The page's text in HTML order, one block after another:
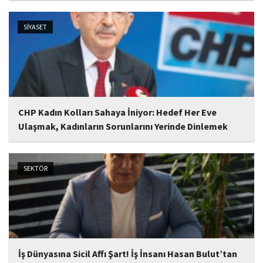
Karahan, Erzurum Ticaret ve Sanayi Odası'nda (ETSO)
düzenlenen ekonomi istişare toplantısına katıldı.
SİYASET
CHP Kadın Kolları Sahaya İniyor: Hedef Her Eve
Ulaşmak, Kadınların Sorunlarını Yerinde Dinlemek
CHP Genel Başkanı Kemal Kılıçdaroğlu, evdeki her kadına
ulaşılması talimatını verdi.
SEKTÖR
İş Dünyasına Sicil Affı Şart! İş İnsanı Hasan Bulut’tan